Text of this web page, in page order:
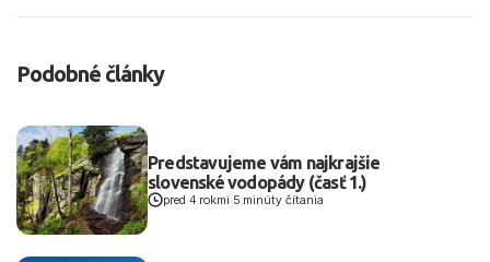
Podobné články
Predstavujeme vám najkrajšie
slovenské vodopády (časť 1.)
pred 4 rokmi 5 minúty čítania